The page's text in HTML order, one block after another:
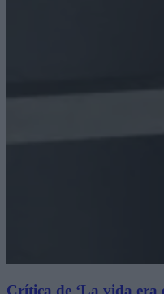
Crítica de ‘La vida era